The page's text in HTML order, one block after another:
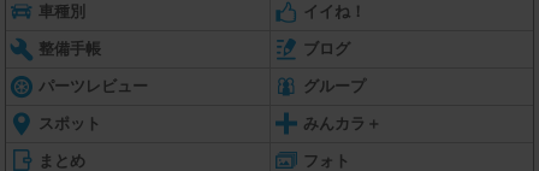
車種別 イイね！
整備手帳 ブログ
パーツレビュー グループ
スポット みんカラ＋
まとめ フォト